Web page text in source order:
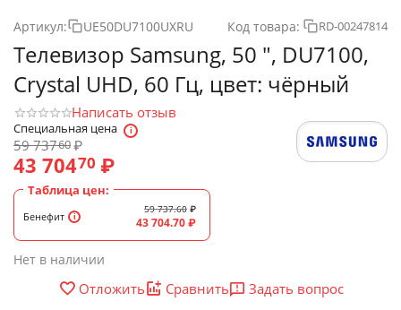
Артикул: UE50DU7100UXRU Код товара: RD-00247814
Телевизор Samsung, 50 ", DU7100,
Crystal UHD, 60 Гц, цвет: чёрный
Написать отзыв
Специальная цена
59 73760₽
43 70470 ₽
Таблица цен:
Бенефит
59 737.60 ₽
43 704.70₽
Нет в наличии
Отложить Сравнить
Задать вопрос